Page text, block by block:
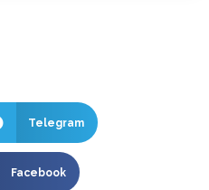
Telegram
Facebook